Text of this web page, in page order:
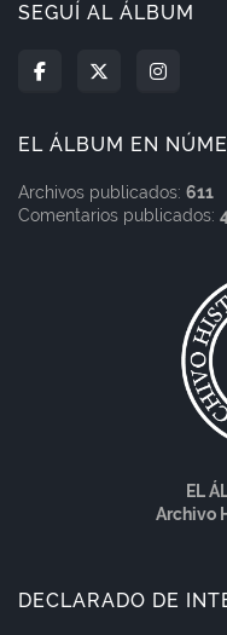
SEGUÍ AL ÁLBUM
EL ÁLBUM EN
Archivos publicados: 611
Comentarios publicados:
EL
Archivo
DECLARADO DE